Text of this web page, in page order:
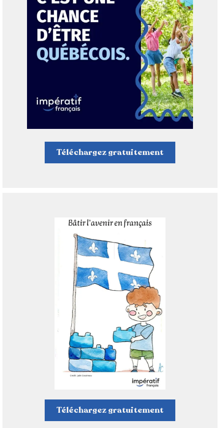
Téléchargez gratuitement
Téléchargez gratuitement